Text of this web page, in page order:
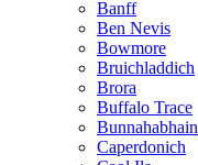
Banff
Ben Nevis
Bowmore
Bruichladdich
Brora
Buffalo Trace
Bunnahabhain
Caperdonich